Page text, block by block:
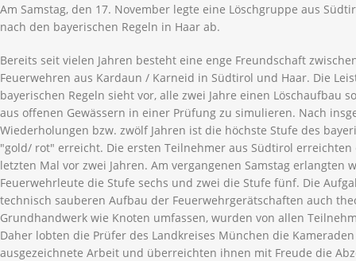
Am Samstag, den 17. November legte eine Löschgruppe aus
nach den bayerischen Regeln in Haar ab.
Bereits seit vielen Jahren besteht eine enge Freundschaft
Feuerwehren aus Kardaun / Karneid in Südtirol und Haar. Die
bayerischen Regeln sieht vor, alle zwei Jahre einen Löschaufbau
aus offenen Gewässern in einer Prüfung zu simulieren. Nach
Wiederholungen bzw. zwölf Jahren ist die höchste Stufe des
"gold/ rot" erreicht. Die ersten Teilnehmer aus Südtirol
letzten Mal vor zwei Jahren. Am vergangenen Samstag erlangten
Feuerwehrleute die Stufe sechs und zwei die Stufe fünf. Die
technisch sauberen Aufbau der Feuerwehrgerätschaften auch
Grundhandwerk wie Knoten umfassen, wurden von allen
Daher lobten die Prüfer des Landkreises München die
ausgezeichnete Arbeit und überreichten ihnen mit Freude die